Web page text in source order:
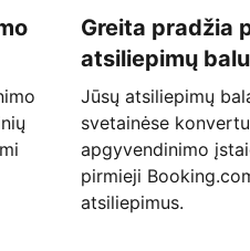
Greita pradžia
atsiliepimų
Jūsų atsiliepimų
svetainėse
apgyvendinimo
pirmieji
atsiliepimus.